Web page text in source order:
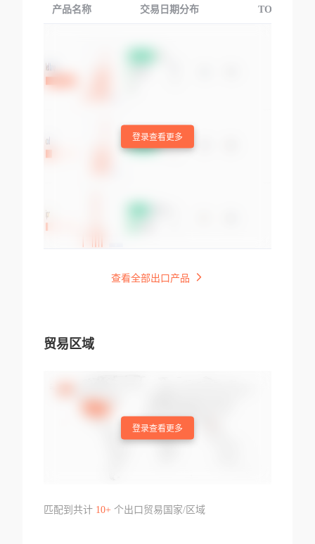
产品名称 交易日期分布 TOP3交易国
登录查看更多
查看全部出口产品
贸易区域
登录查看更多
匹配到共计 10+个出口贸易国家/区域